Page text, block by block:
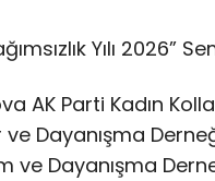
Yılı 2026”
AK Parti Kadın
Dayanışma
ve Dayanışma